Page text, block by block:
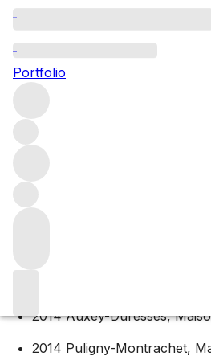
Portfolio
Maison
Explore the 2018 Collection
them ready to drink.
Main content
White wines: 2018
2014 Auxey-Duresses,
2014 Puligny-Montrachet,